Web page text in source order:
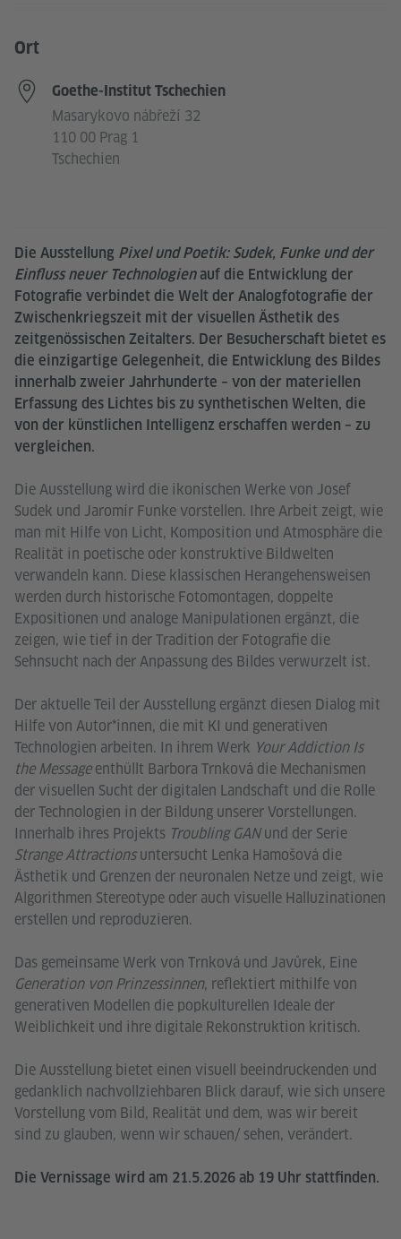
Die Ausstellung Pixel und Poetik: Sudek, Funke und der
Einfluss neuer Technologienauf die Entwicklung der
Fotografie verbindet die Welt der Analogfotografie der
Zwischenkriegszeit mit der visuellen Ästhetik des
zeitgenössischen Zeitalters. Der Besucherschaft bietet es
die einzigartige Gelegenheit, die Entwicklung des Bildes
innerhalb zweier Jahrhunderte – von der materiellen
Erfassung des Lichtes bis zu synthetischen Welten, die
von der künstlichen Intelligenz erschaffen werden – zu
vergleichen.
Die Ausstellung wird die ikonischen Werke von Josef
Sudek und Jaromír Funke vorstellen. Ihre Arbeit zeigt, wie
man mit Hilfe von Licht, Komposition und Atmosphäre die
Realität in poetische oder konstruktive Bildwelten
verwandeln kann. Diese klassischen Herangehensweisen
werden durch historische Fotomontagen, doppelte
Expositionen und analoge Manipulationen ergänzt, die
zeigen, wie tief in der Tradition der Fotografie die
Sehnsucht nach der Anpassung des Bildes verwurzelt ist.
Der aktuelle Teil der Ausstellung ergänzt diesen Dialog mit
Hilfe von Autor*innen, die mit KI und generativen
Technologien arbeiten. In ihrem Werk Your Addiction Is
the Messageenthüllt Barbora Trnková die Mechanismen
der visuellen Sucht der digitalen Landschaft und die Rolle
der Technologien in der Bildung unserer Vorstellungen.
Innerhalb ihres Projekts Troubling GANund der Serie
Strange Attractionsuntersucht Lenka Hamošová die
Ästhetik und Grenzen der neuronalen Netze und zeigt, wie
Algorithmen Stereotype oder auch visuelle Halluzinationen
erstellen und reproduzieren.
Das gemeinsame Werk von Trnková und Javůrek, Eine
Generation von Prinzessinnen, reflektiert mithilfe von
generativen Modellen die popkulturellen Ideale der
Weiblichkeit und ihre digitale Rekonstruktion kritisch.
Die Ausstellung bietet einen visuell beeindruckenden und
gedanklich nachvollziehbaren Blick darauf, wie sich unsere
Vorstellung vom Bild, Realität und dem, was wir bereit
sind zu glauben, wenn wir schauen/ sehen, verändert.
Die Vernissage wird am 21.5.2026 ab 19 Uhr stattfinden.
Ort
Goethe-Institut Tschechien
Masarykovo nábřeží 32
110 00 Prag 1
Tschechien